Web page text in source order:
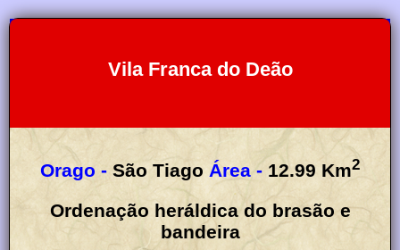
Vila Franca do Deão
Orago - São Tiago Área - 12.99 Km2
Ordenação heráldica do brasão e
bandeira